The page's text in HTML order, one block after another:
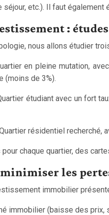
etc.). Il faut
: études
nous allons étudier
en pleine mutation,
(moins de 3%).
étudiant avec un fort
résidentiel
chaque quartier, des
les
immobilier
immobilier (baisse des prix,